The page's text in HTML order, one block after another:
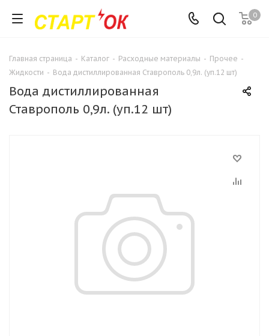
0
Главная страница - Каталог - Расходные материалы - Прочее -
Жидкости - Вода дистиллированная Ставрополь 0,9л. (уп.12 шт)
Вода дистиллированная
Ставрополь 0,9л. (уп.12 шт)